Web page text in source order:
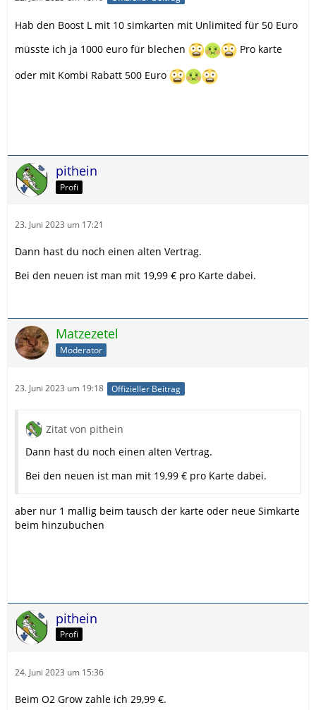
Hab den Boost L mit 10 simkarten mit Unlimited für 50 Euro
müsste ich ja 1000 euro für blechen
Pro karte
oder mit Kombi Rabatt 500 Euro
pithein
Profi
23. Juni 2023 um 17:21
Dann hast du noch einen alten Vertrag.
Bei den neuen ist man mit 19,99 € pro Karte dabei.
Matzezetel
Moderator
23. Juni 2023 um 19:18 Offizieller Beitrag
Zitat von pithein
Dann hast du noch einen alten Vertrag.
Bei den neuen ist man mit 19,99 € pro Karte dabei.
aber nur 1 mallig beim tausch der karte oder neue Simkarte
beim hinzubuchen
pithein
Profi
24. Juni 2023 um 15:36
Beim O2 Grow zahle ich 29,99 €.